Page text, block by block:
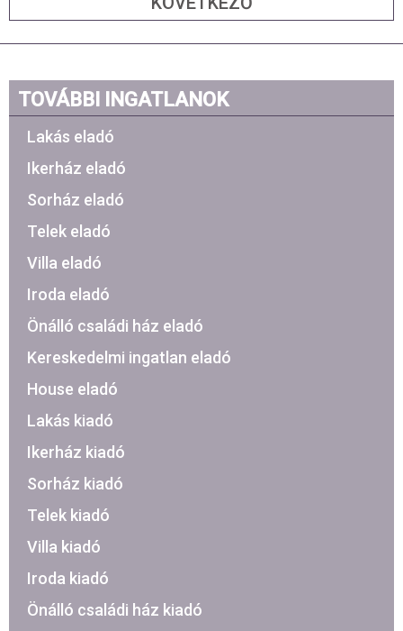
TOVÁBBI INGATLANOK
Lakás eladó
Ikerház eladó
Sorház eladó
Telek eladó
Villa eladó
Iroda eladó
Önálló családi ház eladó
Kereskedelmi ingatlan eladó
House eladó
Lakás kiadó
Ikerház kiadó
Sorház kiadó
Telek kiadó
Villa kiadó
Iroda kiadó
Önálló családi ház kiadó